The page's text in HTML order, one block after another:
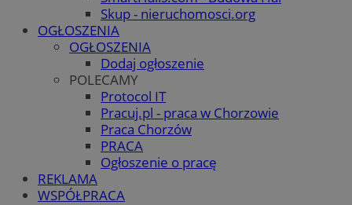
Skup - nieruchomosci.org
OGŁOSZENIA
OGŁOSZENIA
Dodaj ogłoszenie
POLECAMY
Protocol IT
Pracuj.pl - praca w Chorzowie
Praca Chorzów
PRACA
Ogłoszenie o pracę
REKLAMA
WSPÓŁPRACA